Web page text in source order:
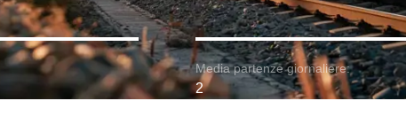
Media partenze giornaliere:
2